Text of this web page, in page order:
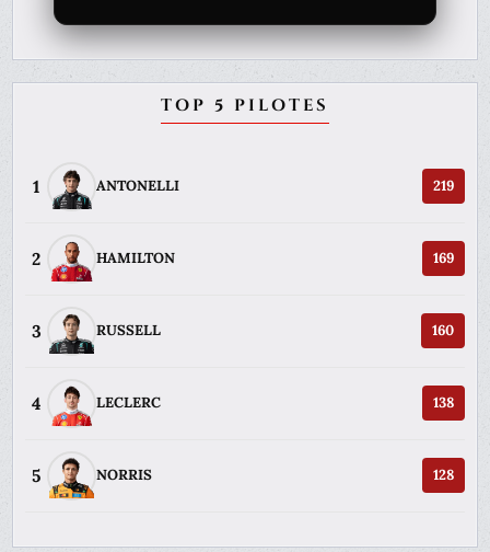
TOP 5 PILOTES
1 ANTONELLI 219
2 HAMILTON 169
3 RUSSELL 160
4 LECLERC 138
5 NORRIS 128